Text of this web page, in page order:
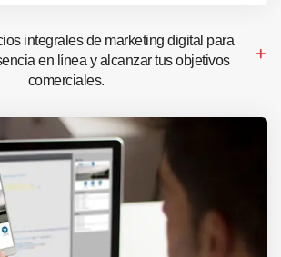
integrales de marketing digital para
en línea y alcanzar tus objetivos
comerciales.